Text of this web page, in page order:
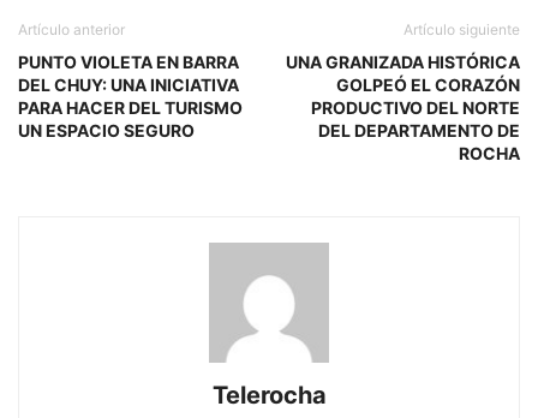
Artículo anterior
PUNTO VIOLETA EN BARRA
DEL CHUY: UNA INICIATIVA
PARA HACER DEL TURISMO
UN ESPACIO SEGURO
Artículo siguiente
UNA GRANIZADA HISTÓRICA
GOLPEÓ EL CORAZÓN
PRODUCTIVO DEL NORTE
DEL DEPARTAMENTO DE
ROCHA
Telerocha